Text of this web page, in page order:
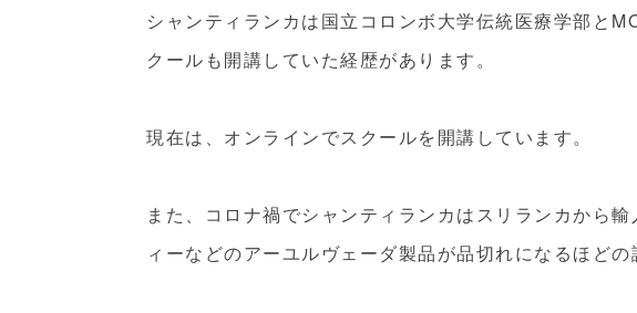
シャンティランカは国立コロンボ大学伝統医療学部と
クールも開講していた経歴があります。
現在は、オンラインでスクールを開講しています。
また、コロナ禍でシャンティランカはスリランカから
ィーなどのアーユルヴェーダ製品が品切れになるほどの